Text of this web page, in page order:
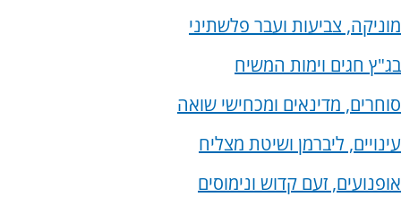
מוניקה, צביעות ועבר פלשתיני
בג"ץ חגים וימות המשיח
סוחרים, מדינאים ומכחישי שואה
עינויים, ליברמן ושיטת מצליח
אופנועים, זעם קדוש ונימוסים